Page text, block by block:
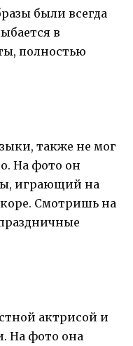
были всегда
в
полностью
также не мог
На фото он
играющий на
Смотришь на
актрисой и
На фото она